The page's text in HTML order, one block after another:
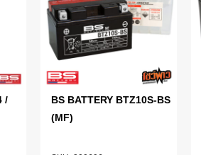
/
BS BATTERY BTZ10S-BS
(MF)